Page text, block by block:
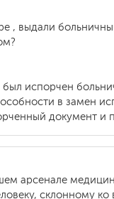
, выдали
испорчен
в замен
документ и
арсенале
склонному